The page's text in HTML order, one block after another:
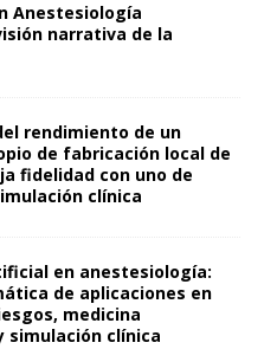
Anestesiología
narrativa de la
rendimiento de un
de fabricación local de
fidelidad con uno de
clínica
en anestesiología:
de aplicaciones en
medicina
simulación clínica